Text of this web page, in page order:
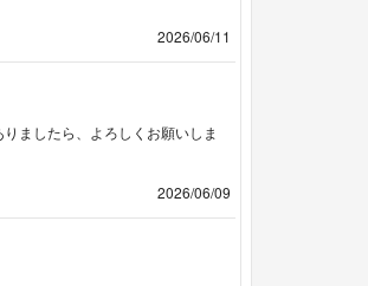
2026/06/11
ましたら、よろしくお願いしま
2026/06/09